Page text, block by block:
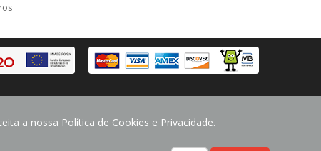
a nossa Política de Cookies e Privacidade.